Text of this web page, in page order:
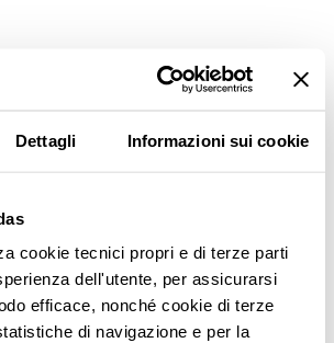
Dettagli Informazioni sui cookie
cookie tecnici propri e di terze parti
dell'utente, per assicurarsi
efficace, nonché cookie di terze
di navigazione e per la